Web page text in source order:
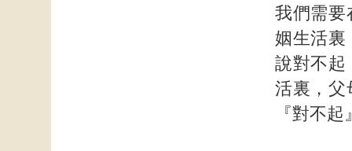
我們需要
姻生活裏
說對不起
活裏，父
『對不